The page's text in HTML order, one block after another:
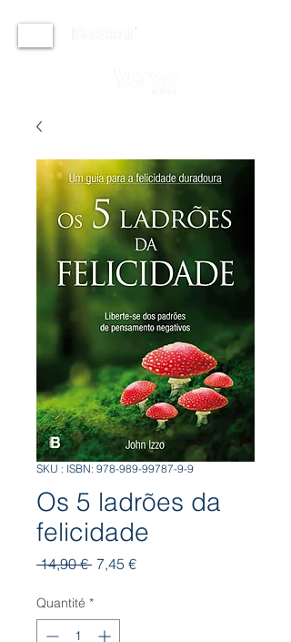
SKU : ISBN: 978-989-99787-9-9
Os 5 ladrões da
felicidade
14,90 € Prix
7,45 €Prix
Quantité *